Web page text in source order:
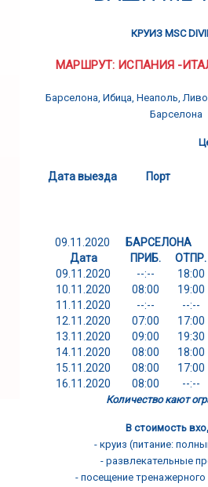
КРУИЗ MSC
МАРШРУТ: ИСПАНИЯ -
Барселона, Ибица, Неаполь,
Барселона
Дата выезда Порт
09.11.2020 БАРСЕЛОНА
Дата
ПРИБ. ОТПР.
09.11.2020
--:-- 18:00
10.11.2020
08:00 19:00
11.11.2020
--:-- --:--
12.11.2020
07:00 17:00
13.11.2020
09:00 19:30
14.11.2020
08:00 18:00
15.11.2020
08:00 17:00
16.11.2020
08:00 --:--
Количество кают
В стоимость
- круиз (питание:
- развлекательные
- посещение